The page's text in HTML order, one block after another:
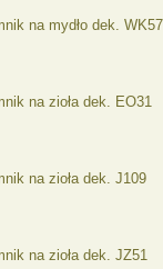
na mydło dek. WK57
na zioła dek. EO31
na zioła dek. J109
na zioła dek. JZ51